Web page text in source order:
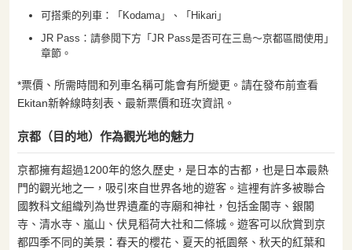
可搭乘的列車：「Kodama」、「Hikari」
JR Pass：請參閱下方「JR Pass是否可在三島～京都區間使用」
章節。
*票價、所需時間和列車名稱可能會有所變更。請在發布前查看
Ekitan新幹線時刻表、最新票價和班次資訊。
京都（目的地）作為觀光地的魅力
京都擁有超過1200年的悠久歷史，是日本的古都，也是日本最熱
門的觀光地之一，吸引來自世界各地的遊客。這裡有許多被聯合
國教科文組織列為世界遺產的寺廟和神社，包括金閣寺、銀閣
寺、清水寺、嵐山、伏見稻荷大社和二條城。遊客可以欣賞到京
都四季不同的美景：春天的櫻花、夏天的祇園祭、秋天的紅葉和